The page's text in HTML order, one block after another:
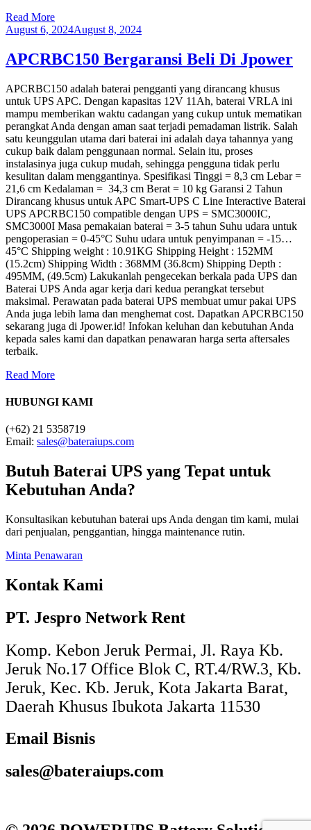
Read More
August 6, 2024August 8, 2024
APCRBC150 Bergaransi Beli Di Jpower
APCRBC150 adalah baterai pengganti yang dirancang khusus
untuk UPS APC. Dengan kapasitas 12V 11Ah, baterai VRLA ini
mampu memberikan waktu cadangan yang cukup untuk mematikan
perangkat Anda dengan aman saat terjadi pemadaman listrik. Salah
satu keunggulan utama dari baterai ini adalah daya tahannya yang
cukup baik dalam penggunaan normal. Selain itu, proses
instalasinya juga cukup mudah, sehingga pengguna tidak perlu
kesulitan dalam menggantinya. Spesifikasi Tinggi = 8,3 cm Lebar =
21,6 cm Kedalaman = 34,3 cm Berat = 10 kg Garansi 2 Tahun
Dirancang khusus untuk APC Smart-UPS C Line Interactive Baterai
UPS APCRBC150 compatible dengan UPS = SMC3000IC,
SMC3000I Masa pemakaian baterai = 3-5 tahun Suhu udara untuk
pengoperasian = 0-45°C Suhu udara untuk penyimpanan = -15…
45°C Shipping weight : 10.91KG Shipping Height : 152MM
(15.2cm) Shipping Width : 368MM (36.8cm) Shipping Depth :
495MM, (49.5cm) Lakukanlah pengecekan berkala pada UPS dan
Baterai UPS Anda agar kerja dari kedua perangkat tersebut
maksimal. Perawatan pada baterai UPS membuat umur pakai UPS
Anda juga lebih lama dan menghemat cost. Dapatkan APCRBC150
sekarang juga di Jpower.id! Infokan keluhan dan kebutuhan Anda
kepada sales kami dan dapatkan penawaran harga serta aftersales
terbaik.
Read More
HUBUNGI KAMI
(+62) 21 5358719
Email: sales@bateraiups.com
Butuh Baterai UPS yang Tepat untuk
Kebutuhan Anda?
Konsultasikan kebutuhan baterai ups Anda dengan tim kami, mulai
dari penjualan, penggantian, hingga maintenance rutin.
Minta Penawaran
Kontak Kami
PT. Jespro Network Rent​
Komp. Kebon Jeruk Permai, Jl. Raya Kb.
Jeruk No.17 Office Blok C, RT.4/RW.3, Kb.
Jeruk, Kec. Kb. Jeruk, Kota Jakarta Barat,
Daerah Khusus Ibukota Jakarta 11530
Email Bisnis​
sales@bateraiups.com